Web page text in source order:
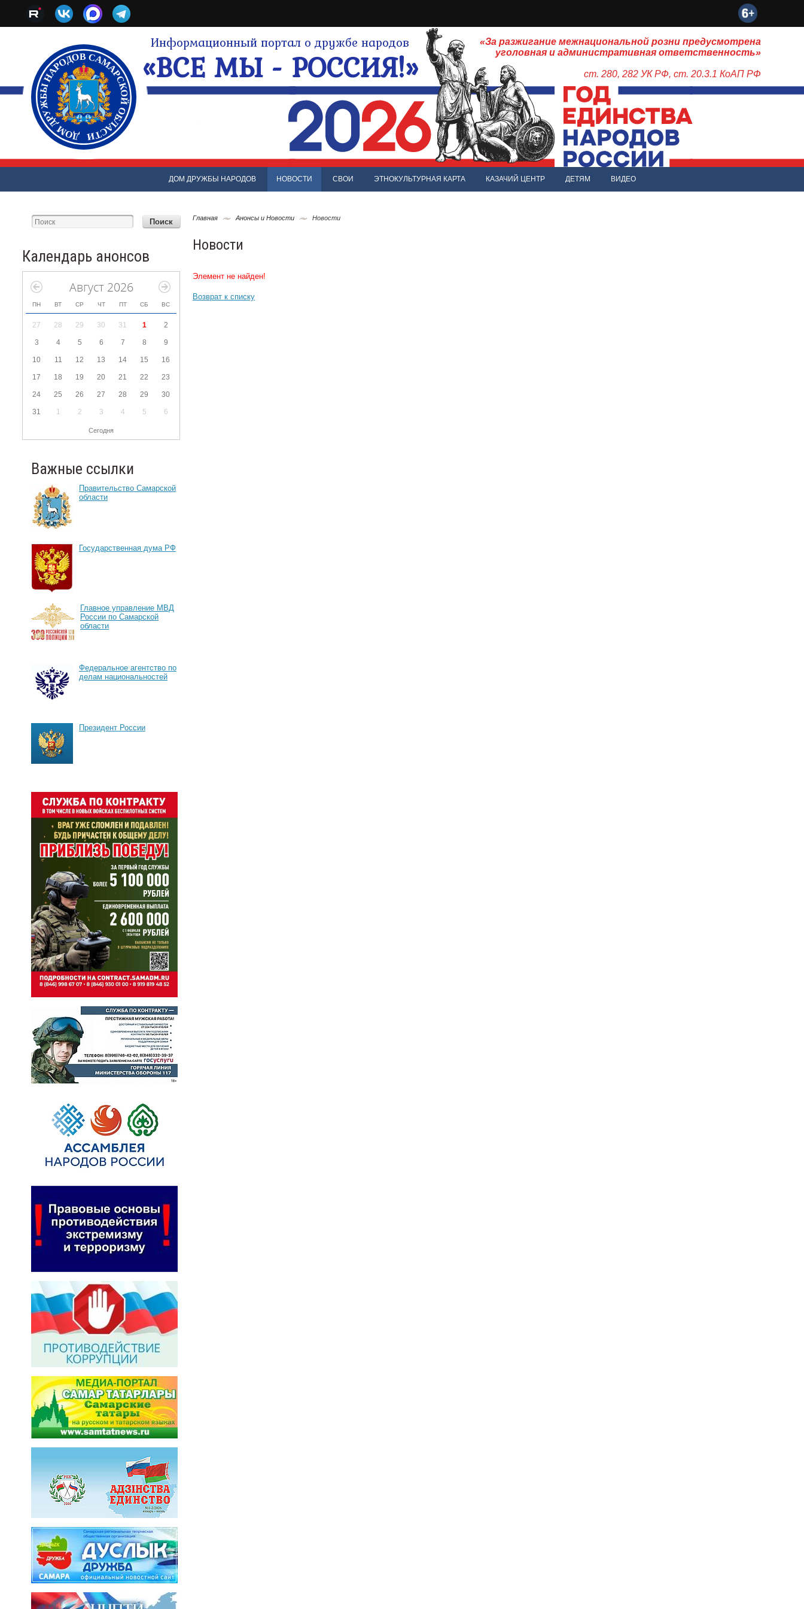
Информационный портал о дружбе народов
«ВСЕ МЫ - РОССИЯ!»
«За разжигание межнациональной розни предусмотрена
уголовная и административная ответственность»
ст. 280, 282 УК РФ, ст. 20.3.1 КоАП РФ
ДОМ ДРУЖБЫ НАРОДОВ НОВОСТИ СВОИ ЭТНОКУЛЬТУРНАЯ КАРТА КАЗАЧИЙ ЦЕНТР ДЕТЯМ ВИДЕО
Календарь анонсов
Август 2026
ПН ВТ СР ЧТ ПТ СБ ВС
27 28 29 30 31 1 2
3 4 5 6 7 8 9
10 11 12 13 14 15 16
17 18 19 20 21 22 23
24 25 26 27 28 29 30
31 1 2 3 4 5 6
Сегодня
Важные ссылки
Правительство Самарской
области
Государственная дума РФ
Главное управление МВД
России по Самарской
области
Федеральное агентство по
делам национальностей
Президент России
Главная Анонсы и Новости Новости
Новости
Элемент не найден!
Возврат к списку